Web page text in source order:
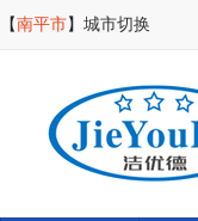
【南平市】 城市切换